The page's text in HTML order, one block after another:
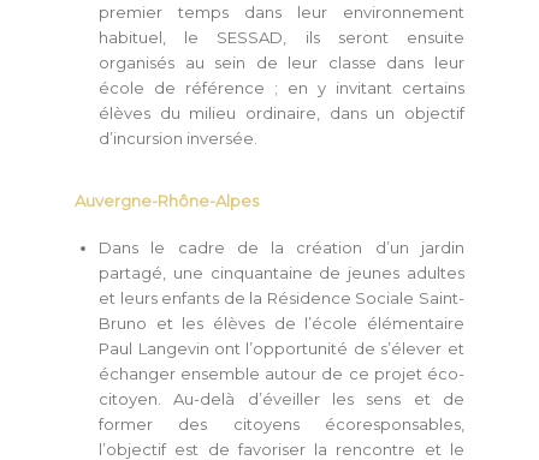
premier temps dans leur environnement
habituel, le SESSAD, ils seront ensuite
organisés au sein de leur classe dans leur
école de référence ; en y invitant certains
élèves du milieu ordinaire, dans un objectif
d’incursion inversée.
Auvergne-Rhône-Alpes
Dans le cadre de la création d’un jardin
partagé, une cinquantaine de jeunes adultes
et leurs enfants de la Résidence Sociale Saint-
Bruno et les élèves de l’école élémentaire
Paul Langevin ont l’opportunité de s’élever et
échanger ensemble autour de ce projet éco-
citoyen. Au-delà d’éveiller les sens et de
former des citoyens écoresponsables,
l’objectif est de favoriser la rencontre et le